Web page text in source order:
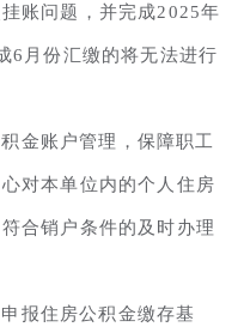
账问题，并完成2025年
6月份汇缴的将无法进行
金账户管理，保障职工
对本单位内的个人住房
合销户条件的及时办理
报住房公积金缴存基